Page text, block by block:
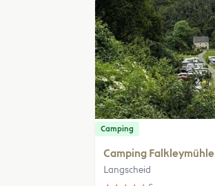
Camping
Camping Falkleymühle
Langscheid